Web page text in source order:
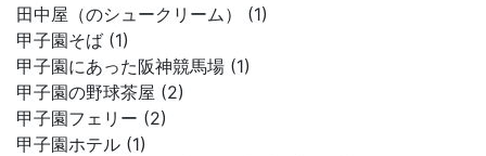
田中屋（のシュークリーム） (1)
甲子園そば (1)
甲子園にあった阪神競馬場 (1)
甲子園の野球茶屋 (2)
甲子園フェリー (2)
甲子園ホテル (1)